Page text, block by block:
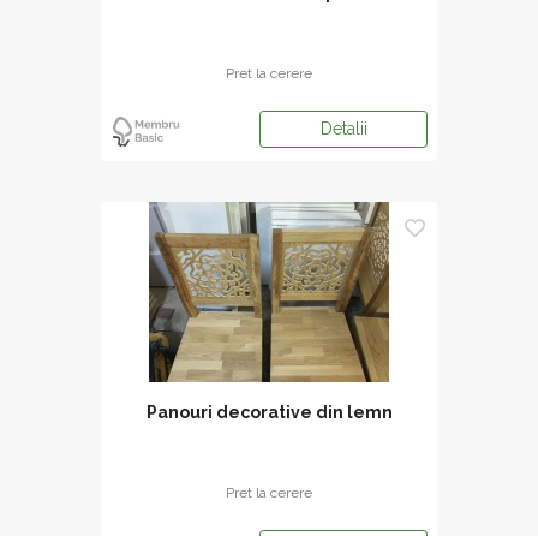
Pret la cerere
Detalii
Panouri decorative din lemn
Pret la cerere